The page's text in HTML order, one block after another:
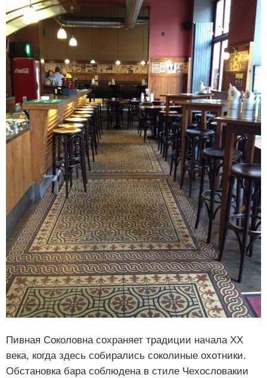
Пивная Соколовна сохраняет традиции начала XX
века, когда здесь собирались соколиные охотники.
Обстановка бара соблюдена в стиле Чехословакии